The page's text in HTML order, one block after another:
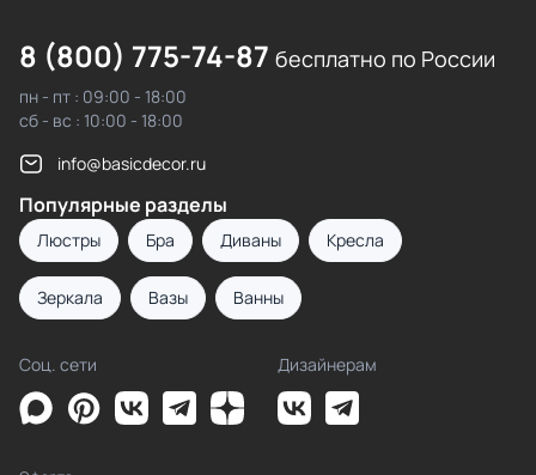
8 (800) 775-74-87 бесплатно по России
пн - пт : 09:00 - 18:00
сб - вс : 10:00 - 18:00
info@basicdecor.ru
Популярные разделы
Люстры Бра Диваны Кресла
Зеркала Вазы Ванны
Соц. сети Дизайнерам